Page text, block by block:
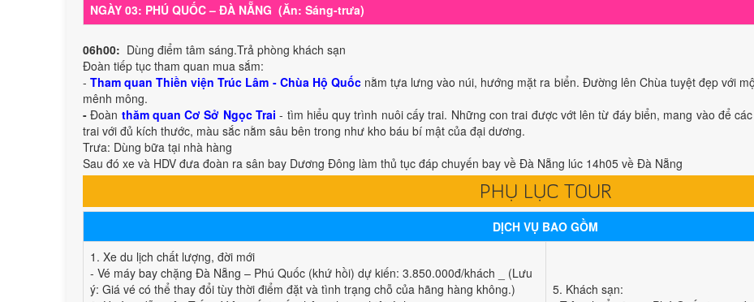
NGÀY 03: PHÚ QUỐC – ĐÀ NẴNG (Ăn: Sáng-trưa)
06h00: Dùng điểm tâm sáng.Trả phòng khách sạn
Đoàn tiếp tục tham quan mua sắm:
-Tham quan Thiền viện Trúc Lâm - Chùa Hộ Quốcnằm tựa lưng vào núi, hướng mặt ra biển. Đường lên Chùa tuyệt đẹp với
mênh mông.
- Đoàn thăm quan Cơ Sở Ngọc Trai - tìm hiểu quy trình nuôi cấy trai. Những con trai được vớt lên từ đáy biển, mang vào để
trai với đủ kích thước, màu sắc nằm sâu bên trong như kho báu bí mật của đại dương.
Trưa: Dùng bữa tại nhà hàng
Sau đó xe và HDV đưa đoàn ra sân bay Dương Đông làm thủ tục đáp chuyến bay về Đà Nẵng lúc 14h05 về Đà Nẵng
PHỤ LỤC TOUR
DỊCH VỤ BAO GỒM
1. Xe du lịch chất lượng, đời mới
- Vé máy bay chặng Đà Nẵng – Phú Quốc (khứ hồi) dự kiến: 3.850.000đ/khách _ (Lưu
ý: Giá vé có thể thay đổi tùy thời điểm đặt và tình trạng chỗ của hãng hàng không.)
5. Khách sạn: